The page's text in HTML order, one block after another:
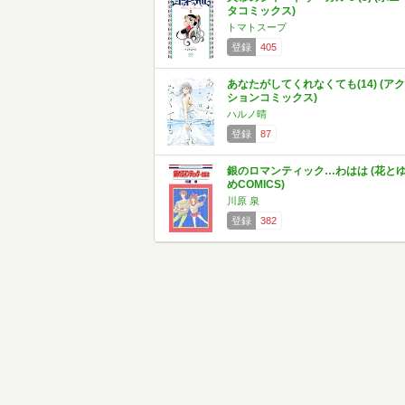
タコミックス)
トマトスープ
登録
405
あなたがしてくれなくても(14) (アク
ションコミックス)
ハルノ晴
登録
87
銀のロマンティック…わはは (花と
めCOMICS)
川原 泉
登録
382